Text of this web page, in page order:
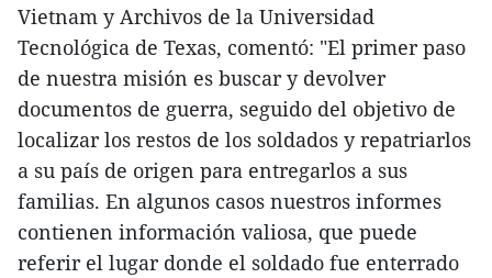
Vietnam y Archivos de la Universidad
Tecnológica de Texas, comentó: "El primer paso
de nuestra misión es buscar y devolver
documentos de guerra, seguido del objetivo de
localizar los restos de los soldados y repatriarlos
a su país de origen para entregarlos a sus
familias. En algunos casos nuestros informes
contienen información valiosa, que puede
referir el lugar donde el soldado fue enterrado